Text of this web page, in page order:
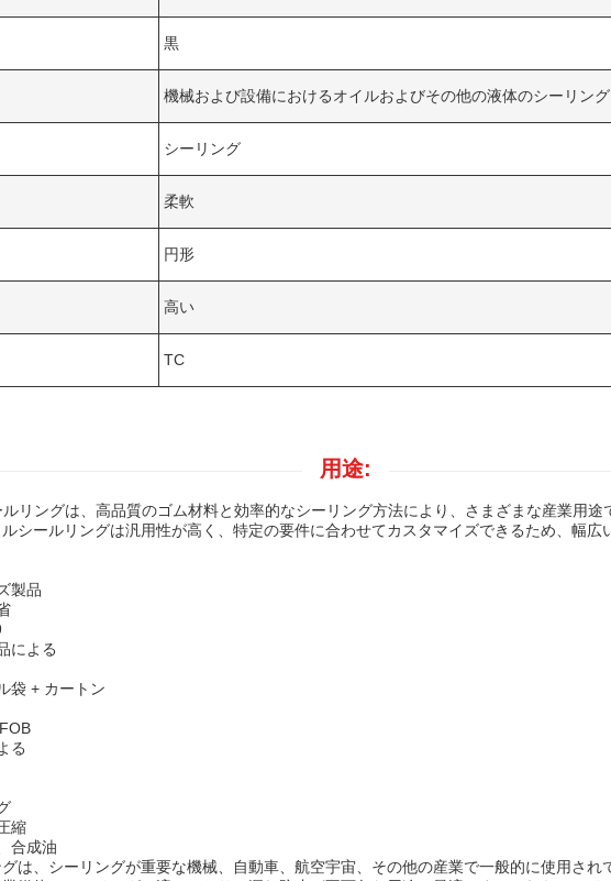
黒
機械および設備におけるオイルおよびその他の液体のシーリング
シーリング
柔軟
円形
高い
TC
用途:
リングは、高品質のゴム材料と効率的なシーリング方法により、さまざまな産業用途
シールリングは汎用性が高く、特定の要件に合わせてカスタマイズできるため、幅広
製品
による
袋 + カートン
る
縮
合成油
は、シーリングが重要な機械、自動車、航空宇宙、その他の産業で一般的に使用され